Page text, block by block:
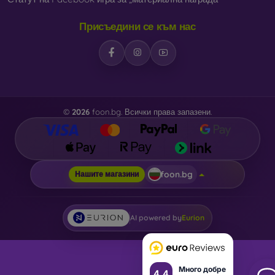
Много добре
Присъедини се към нас
© 2026 foon.bg. Всички права запазени.
Нашите магазини foon.bg
AI powered byEurion